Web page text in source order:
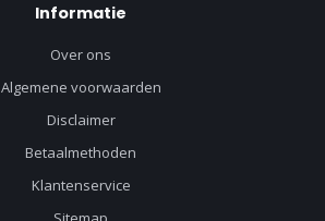
Informatie
Over ons
Algemene voorwaarden
Disclaimer
Betaalmethoden
Klantenservice